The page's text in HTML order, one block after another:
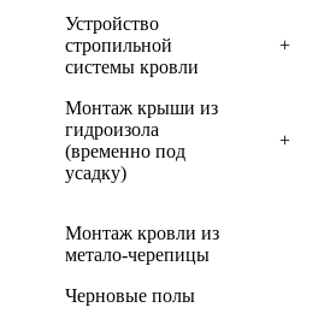
Устройство
стропильной
системы кровли
+
Монтаж крыши из
гидроизола
(временно под
усадку)
+
Монтаж кровли из
метало-черепицы
Черновые полы